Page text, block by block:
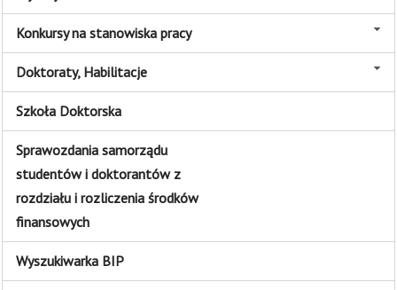
Konkursy na stanowiska pracy
Doktoraty, Habilitacje
Szkoła Doktorska
Sprawozdania samorządu
studentów i doktorantów z
rozdziału i rozliczenia środków
finansowych
Wyszukiwarka BIP